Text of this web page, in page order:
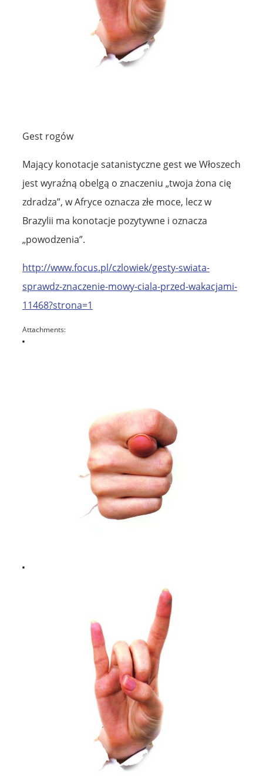
Gest rogów
Mający konotacje satanistyczne gest we Włoszech
jest wyraźną obelgą o znaczeniu „twoja żona cię
zdradza”, w Afryce oznacza złe moce, lecz w
Brazylii ma konotacje pozytywne i oznacza
„powodzenia”.
http://www.focus.pl/czlowiek/gesty-swiata-
sprawdz-znaczenie-mowy-ciala-przed-wakacjami-
11468?strona=1
Attachments: